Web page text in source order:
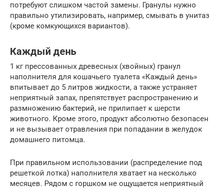
потребуют слишком частой замены. Гранулы нужно
правильно утилизировать, например, смывать в унитаз
(кроме комкующихся вариантов).
Каждый день
1 кг прессованных древесных (хвойных) гранул
наполнителя для кошачьего туалета «Каждый день»
впитывает до 5 литров жидкости, а также устраняет
неприятный запах, препятствует распространению и
размножению бактерий, не прилипает к шерсти
животного. Кроме этого, продукт абсолютно безопасен
и не вызывает отравления при попадании в желудок
домашнего питомца.
При правильном использовании (распределение под
решеткой лотка) наполнителя хватает на несколько
месяцев. Рядом с горшком не ощущается неприятный